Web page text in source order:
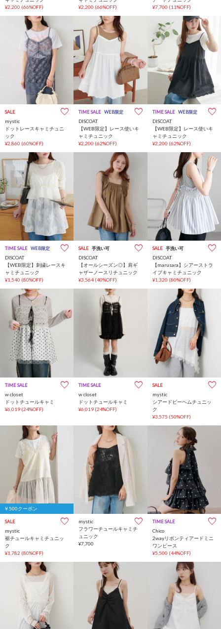
¥2,200 (66%OFF)
¥2,200 (66%OFF)
¥7,700 (11%OFF)
SALE
mystic
ドットレースキャミチュニ
ック
¥2,860 (60%OFF)
TIME SALE WEB限定
DISCOAT
【WEB限定】レース使いキ
ャミチュニック
¥2,200 (62%OFF)
TIME SALE WEB限定
DISCOAT
【WEB限定】レース使いキ
ャミチュニック
¥2,200 (62%OFF)
TIME SALE WEB限定
DISCOAT
【WEB限定】刺繍レースキ
ャミチュニック
¥1,540 (80%OFF)
SALE 手洗い可
DISCOAT
【オールシーズン◎】肩ギ
ャザーノースリチュニック
¥3,564 (40%OFF)
SALE 手洗い可
DISCOAT
【marusara】シアーストラ
イプキャミチュニック
¥1,320 (80%OFF)
TIME SALE
w closet
ドットチュールキャミ
¥6,019 (24%OFF)
TIME SALE
w closet
ドットチュールキャミ
¥6,019 (24%OFF)
SALE
mystic
シアードビーヘムチュニッ
ク
¥3,575 (50%OFF)
￥500クーポン
SALE
mystic
裾チュールキャミチュニッ
ク
¥1,782 (80%OFF)
mystic
フラワーチュールキャミチ
ュニック
¥7,700
TIME SALE
Chico
2wayリボンティアードミニ
ワンピース
¥5,500 (44%OFF)